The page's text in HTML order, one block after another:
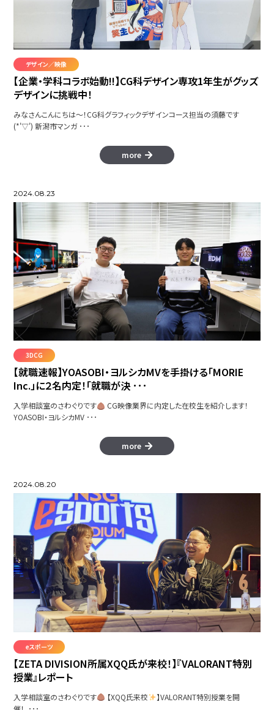
デザイン／映像
【企業・学科コラボ始動!!】CG科デザイン専攻1年生がグッズ
デザインに挑戦中！
みなさんこんにちは～！CG科グラフィックデザインコース担当の須藤です
(*'▽') 新潟市マンガ ･･･
more
2024.08.23
3DCG
【就職速報】YOASOBI・ヨルシカMVを手掛ける「MORIE
Inc.」に２名内定！「就職が決 ･･･
入学相談室のさわぐりです
CG映像業界に内定した在校生を紹介します！
YOASOBI・ヨルシカMV ･･･
more
2024.08.20
eスポーツ
【ZETA DIVISION所属XQQ氏が来校！】『VALORANT特別
授業』レポート
入学相談室のさわぐりです 【XQQ氏来校
】VALORANT特別授業を開